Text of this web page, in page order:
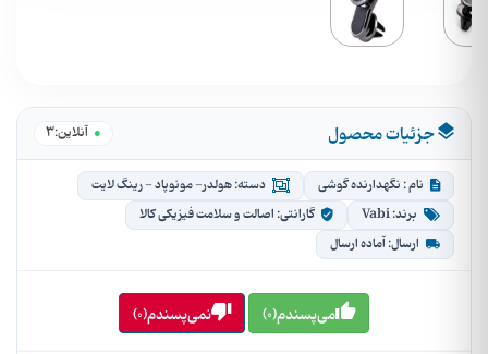
جزئیات محصول ● آنلاین:3
نام : نگهدارنده گوشی
دسته: هولدر- مونوپاد - رینگ لایت
برند: Vabi
گارانتی: اصالت و سلامت فیزیکی کالا
ارسال: آماده ارسال
می‌پسندم(0) نمی‌پسندم(0)